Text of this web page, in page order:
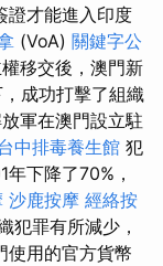
證才能進入印度
(VoA) 關鍵字公
移交後，澳門新
成功打擊了組織
軍在澳門設立駐
中排毒養生館 犯
下降了70%，
沙鹿按摩 經絡按
犯罪有所減少，
使用的官方貨幣